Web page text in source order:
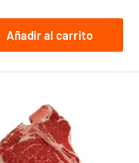
Añadir al carrito